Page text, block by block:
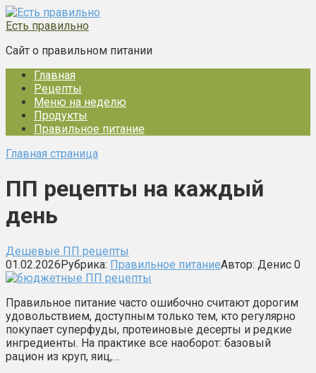
Перейти
к
Есть правильно
Сайт о правильном питании
Главная
Рецепты
Меню на неделю
Продукты
Правильное питание
Главная страница
ПП рецепты на каждый
день
Дешевые ПП рецепты
01.02.2026Рубрика: Правильное питаниеАвтор: Денис 0
Правильное питание часто ошибочно считают дорогим
удовольствием, доступным только тем, кто регулярно
покупает суперфуды, протеиновые десерты и редкие
ингредиенты. На практике все наоборот: базовый
рацион из круп, яиц,…